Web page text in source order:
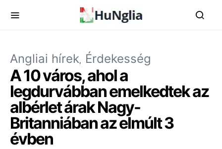
Angliai hírek Érdekesség
A 10 város, ahol a
legdurvábban emelkedtek az
albérlet árak Nagy-
Britanniában az elmúlt 3
évben